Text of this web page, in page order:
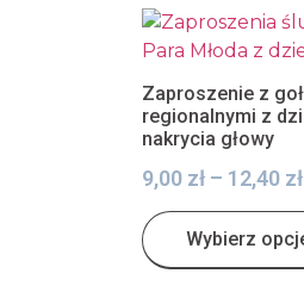
Zaproszenie z
regionalnymi z
nakrycia głowy
9,00 zł – 12,40 zł
Wybierz